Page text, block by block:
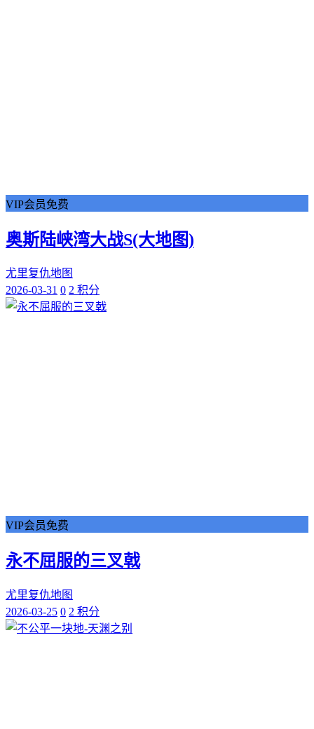
VIP会员免费
奥斯陆峡湾大战S(大地图)
尤里复仇地图
2026-03-31 0 2 积分
VIP会员免费
永不屈服的三叉戟
尤里复仇地图
2026-03-25 0 2 积分